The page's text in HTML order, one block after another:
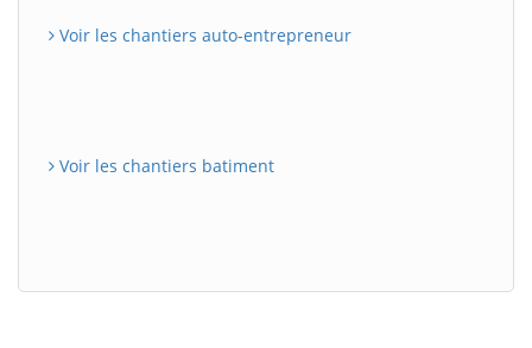
Voir les chantiers auto-entrepreneur
Voir les chantiers batiment